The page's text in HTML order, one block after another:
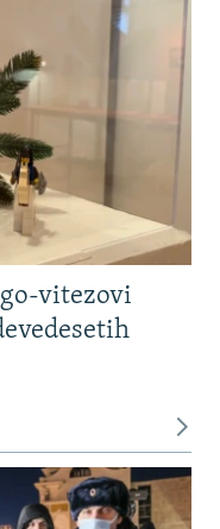
vitezovi